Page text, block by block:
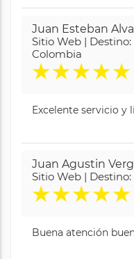
Juan Esteban
Sitio Web |
Colombia
★★★★★
Excelente servicio y
Juan Agustin
Sitio Web |
★★★★★
Buena atención